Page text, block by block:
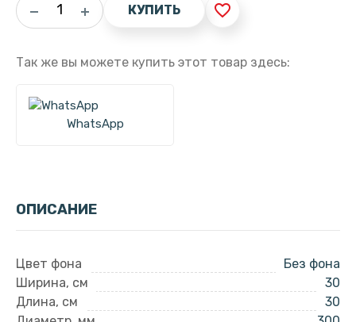
КУПИТЬ favorite_border
Так же вы можете купить этот товар здесь:
WhatsApp
ОПИСАНИЕ
Цвет фона
Без фона
Ширина, см
30
Длина, см
30